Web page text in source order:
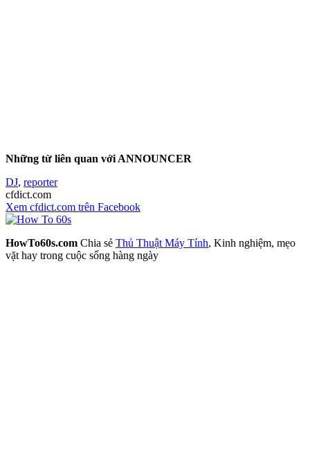
Những từ liên quan với ANNOUNCER
DJ, reporter
cfdict.com
Xem cfdict.com trên Facebook
HowTo60s.com Chia sẻ Thủ Thuật Máy Tính, Kinh nghiệm, mẹo
vặt hay trong cuộc sống hàng ngày